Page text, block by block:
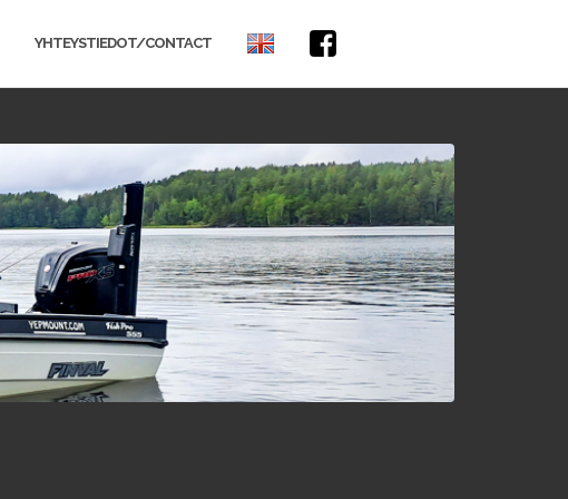
YHTEYSTIEDOT/CONTACT IN